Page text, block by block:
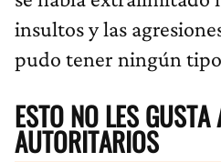
insultos y las
pudo tener ningún
ESTO NO LES GUSTA
AUTORITARIOS